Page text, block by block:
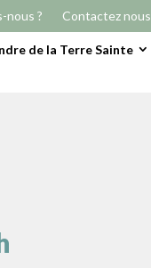
nous ? Contactez nous
de la Terre Sainte